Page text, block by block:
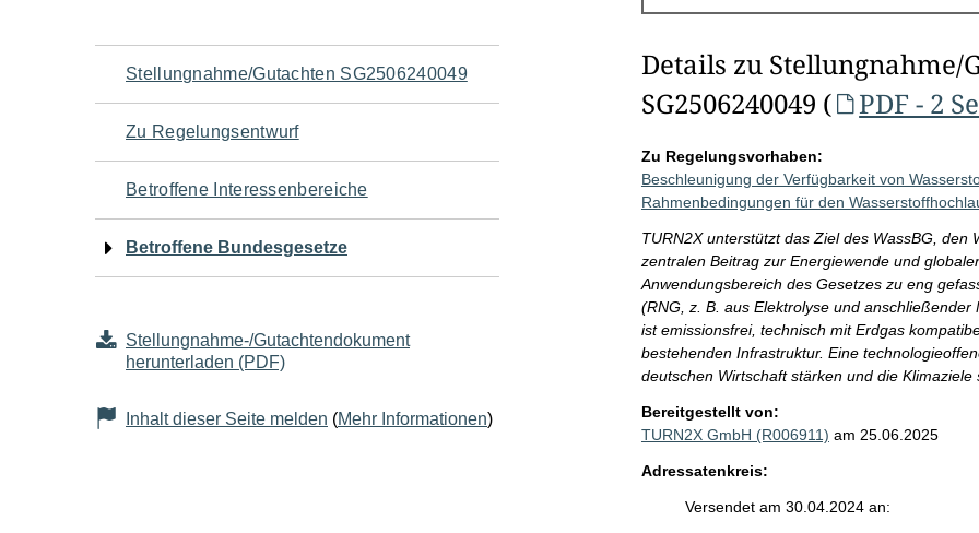
Navigation
für
den
Seiteninhalt
Stellungnahme/Gutachten SG2506240049
Zu Regelungsentwurf
Betroffene Interessenbereiche
Betroffene Bundesgesetze
Stellungnahme-/Gutachtendokument
herunterladen (PDF)
Inhalt dieser Seite melden (Mehr Informationen)
Details zu Stellungnahme/
SG2506240049 (
PDF - 2
Zu Regelungsvorhaben:
Beschleunigung der Verfügbarkeit von
Rahmenbedingungen für den
TURN2X unterstützt das Ziel des WassBG,
zentralen Beitrag zur Energiewende und
Anwendungsbereich des Gesetzes zu eng
(RNG, z. B. aus Elektrolyse und
ist emissionsfrei, technisch mit Erdgas
bestehenden Infrastruktur. Eine
deutschen Wirtschaft stärken und die
Bereitgestellt von:
TURN2X GmbH (R006911) am 25.06.2025
Adressatenkreis:
Versendet am 30.04.2024 an: